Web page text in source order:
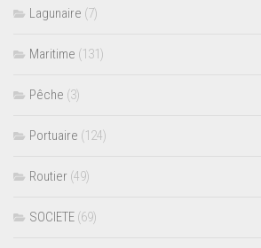
Lagunaire (7)
Maritime (131)
Pêche (3)
Portuaire (124)
Routier (49)
SOCIETE (69)